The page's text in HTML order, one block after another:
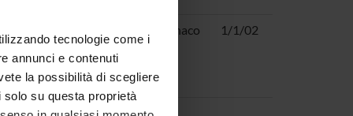
tecnologie come i
annunci e contenuti
la possibilità di scegliere
su questa proprietà
“in vivo”
per la
Salvatore Monaco 1/1/02